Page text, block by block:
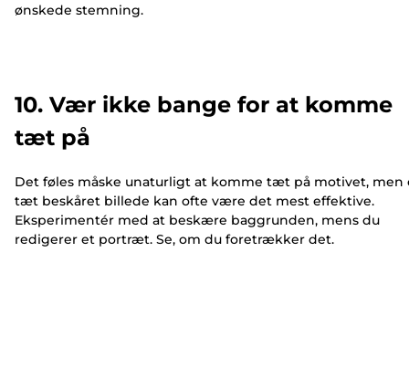
ønskede stemning.
10. Vær ikke bange for at komme
tæt på
Det føles måske unaturligt at komme tæt på motivet, men
tæt beskåret billede kan ofte være det mest effektive.
Eksperimentér med at beskære baggrunden, mens du
redigerer et portræt. Se, om du foretrækker det.